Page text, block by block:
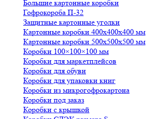
Большие картонные коробки
Гофрокороба П-32
Защитные картонные уголки
Картонные коробки 400х400х400 мм
Картонные коробки 500х500х500 мм
Коробки 100×100×100 мм
Коробки для маркетплейсов
Коробки для обуви
Коробки для упаковки книг
Коробки из микрогофрокартона
Коробки под заказ
Коробки с крышкой